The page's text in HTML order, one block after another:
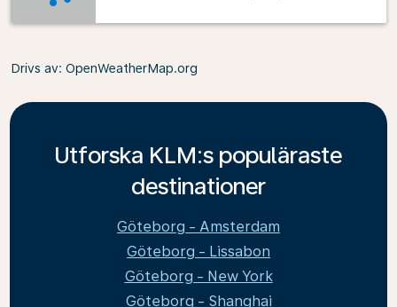
Drivs av: OpenWeatherMap.org
Utforska KLM:s populäraste
destinationer
Göteborg - Amsterdam
Göteborg - Lissabon
Göteborg - New York
Göteborg - Shanghai